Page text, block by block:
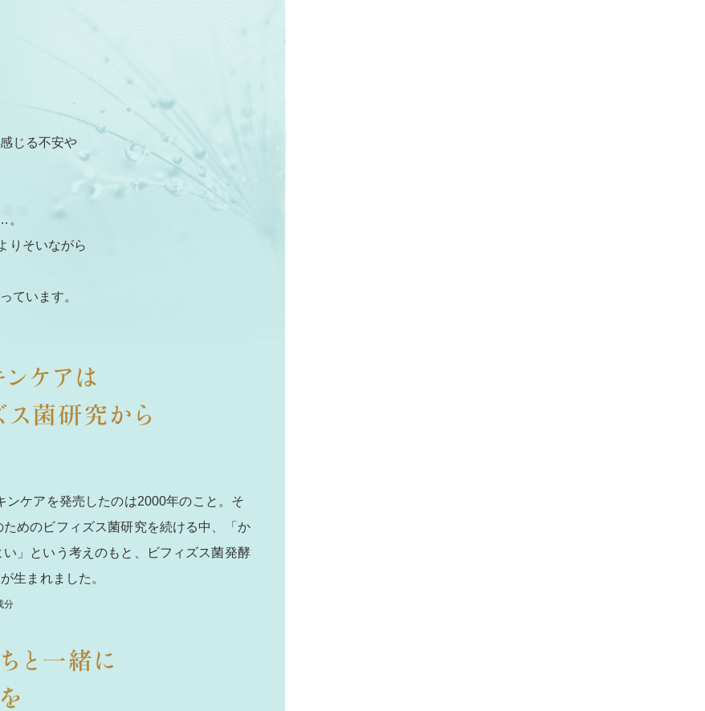
じる不安や
。
りそいながら
ています。
ケアを発売したのは2000年のこと。 そ
めのビフィズス菌研究を続ける中、「か
」という考えのもと、ビフィズス菌発酵
生まれました。
分